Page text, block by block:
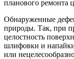
планового ремонта
Обнаруженные
природы. Так, при
целостность
шлифовки и
или